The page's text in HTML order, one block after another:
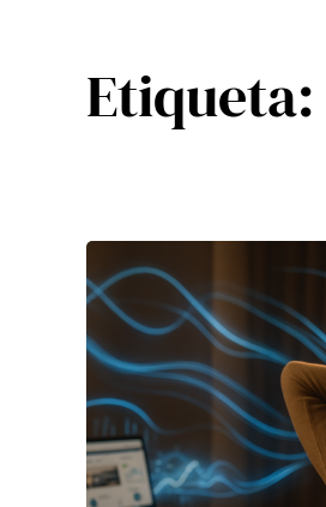
Etiqueta: